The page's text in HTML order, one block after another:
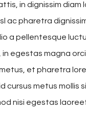
in dignissim diam
ac pharetra
a pellentesque
egestas magna orci
et pharetra
cursus metus mollis
nisi egestas